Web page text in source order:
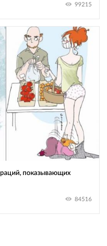
99215
показывающих
84516